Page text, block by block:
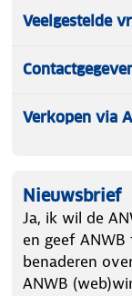
Veelgestelde
Verkopen via
Nieuwsbrief
Ja, ik wil de
en geef
benaderen
ANWB